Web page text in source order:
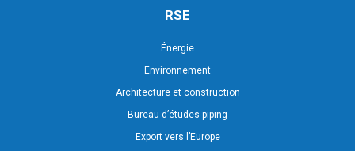
RSE
Énergie
Environnement
Architecture et construction
Bureau d’études piping
Export vers l’Europe